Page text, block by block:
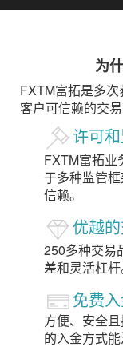
为
FXTM富拓是多
客户可信赖的交易
许可
FXTM富拓业
于多种监管
信赖。
优越
250多种交易
差和灵活杠杆
免费
方便、安全
的入金方式能